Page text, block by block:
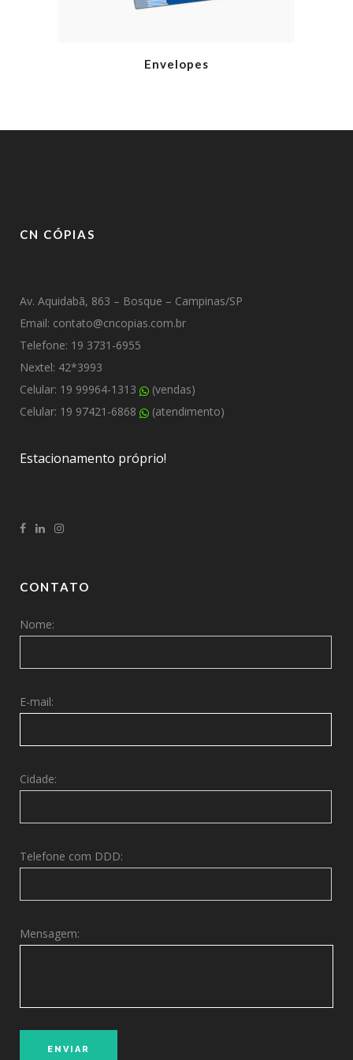
Envelopes
CN CÓPIAS
Av. Aquidabã, 863 – Bosque – Campinas/SP
Email: contato@cncopias.com.br
Telefone: 19 3731-6955
Nextel: 42*3993
Celular: 19 99964-1313
(vendas)
Celular: 19 97421-6868
(atendimento)
Estacionamento próprio!
CONTATO
Nome:
E-mail:
Cidade:
Telefone com DDD:
Mensagem: